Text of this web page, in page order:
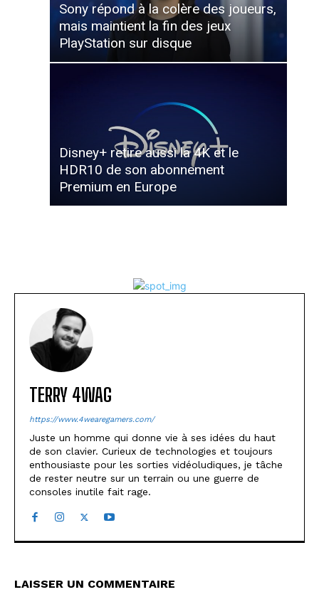
Sony répond à la colère des joueurs,
mais maintient la fin des jeux
PlayStation sur disque
Disney+ retire aussi la 4K et le
HDR10 de son abonnement
Premium en Europe
TERRY 4WAG
https://www.4wearegamers.com/
Juste un homme qui donne vie à ses idées du haut
de son clavier. Curieux de technologies et toujours
enthousiaste pour les sorties vidéoludiques, je tâche
de rester neutre sur un terrain ou une guerre de
consoles inutile fait rage.
LAISSER UN COMMENTAIRE